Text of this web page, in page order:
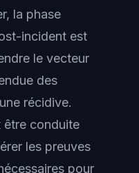
la phase
incident est
le vecteur
des
récidive.
être conduite
les preuves
pour